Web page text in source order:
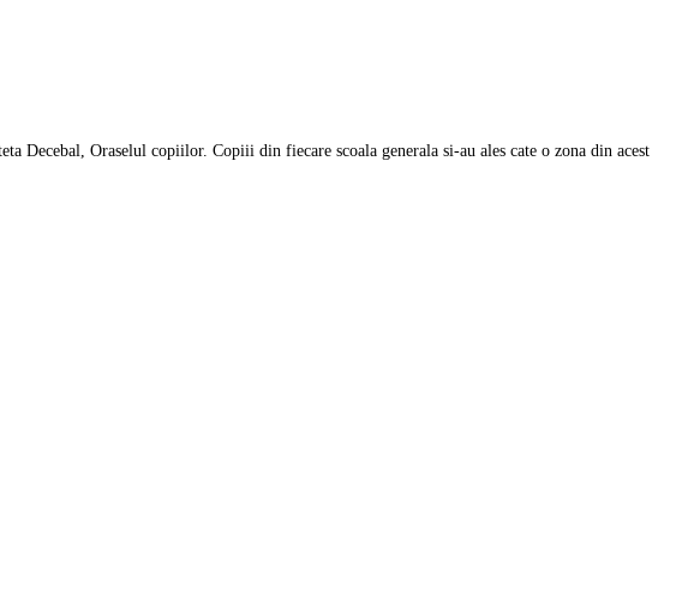
Oraselul copiilor. Copiii din fiecare scoala generala si-au ales cate o zona din acest